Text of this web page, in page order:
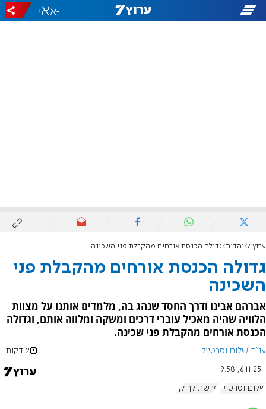
-
+
ערוץ 7 יהדות גדולה הכנסת אורחים מהקבלת פני השכינה
גדולה הכנסת אורחים מהקבלת פני
השכינה
אברהם אבינו ודרך החסד שנהג בה, מלמדים אותנו על מצוות
הלוויה שהיה מאכיל עוברי דרכים ומשקה ומלווה אותם, וגדולה
הכנסת אורחים מהקבלת פני שכינה.
עו"ד שלום וסרטייל 2 דקות
6.11.25, 9:58
שלום וסרטייל פרשת לך לך